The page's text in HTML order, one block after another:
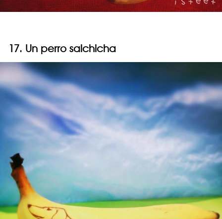
17. Un perro salchicha